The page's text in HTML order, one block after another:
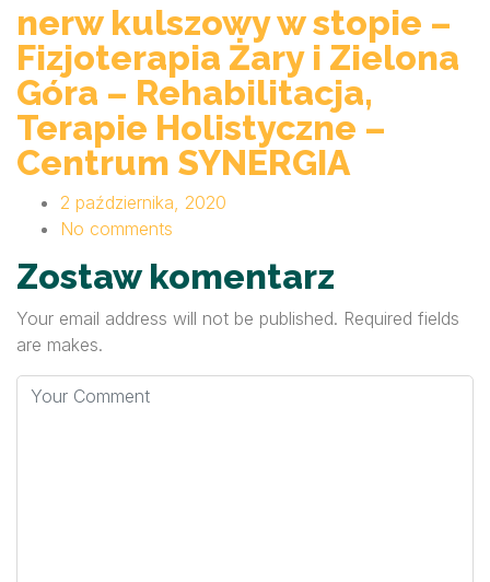
nerw kulszowy w stopie –
Fizjoterapia Żary i Zielona
Góra – Rehabilitacja,
Terapie Holistyczne –
Centrum SYNERGIA
2 października, 2020
No comments
Zostaw komentarz
Your email address will not be published. Required fields
are makes.